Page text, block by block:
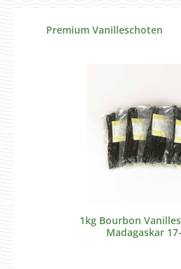
Produktgalerie überspringen
Premium Vanilleschoten
1kg Bourbon
Madagaskar